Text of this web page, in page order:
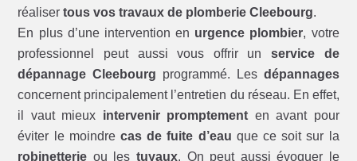
réalisertous vos travaux de plomberie Cleebourg.
En plus d’une intervention en urgence plombier, votre
professionnel peut aussi vous offrir un service de
dépannage Cleebourg programmé. Les dépannages
concernent principalement l’entretien du réseau. En effet,
il vaut mieux intervenir promptement en avant pour
éviter le moindrecas de fuite d’eau que ce soit sur la
robinetterie ou les tuyaux. On peut aussi évoquer le